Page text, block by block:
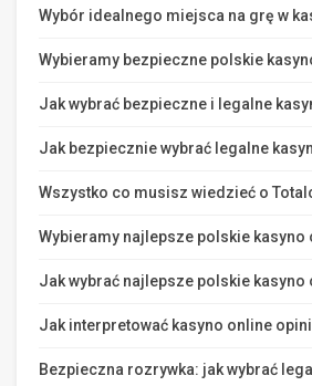
Wybór idealnego miejsca na grę w
Wybieramy bezpieczne polskie
Jak wybrać bezpieczne i legalne
Jak bezpiecznie wybrać legalne
Wszystko co musisz wiedzieć o
Wybieramy najlepsze polskie kasyno
Jak wybrać najlepsze polskie kasyno
Jak interpretować kasyno online
Bezpieczna rozrywka: jak wybrać